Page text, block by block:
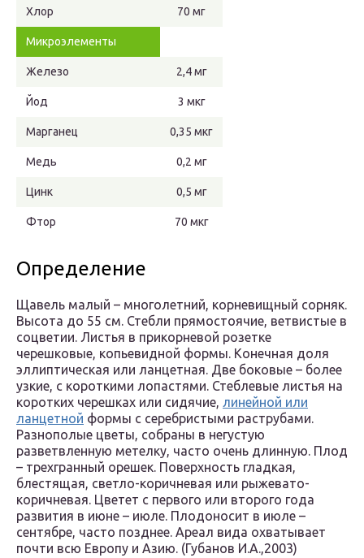
Хлор 70 мг
Микроэлементы
Железо 2,4 мг
Йод 3 мкг
Марганец 0,35 мкг
Медь 0,2 мг
Цинк 0,5 мг
Фтор 70 мкг
Определение
Щавель малый – многолетний, корневищный сорняк.
Высота до 55 см. Стебли прямостоячие, ветвистые в
соцветии. Листья в прикорневой розетке
черешковые, копьевидной формы. Конечная доля
эллиптическая или ланцетная. Две боковые – более
узкие, с короткими лопастями. Стеблевые листья на
коротких черешках или сидячие, линейной или
ланцетной формы с серебристыми раструбами.
Разнополые цветы, собраны в негустую
разветвленную метелку, часто очень длинную. Плод
– трехгранный орешек. Поверхность гладкая,
блестящая, светло-коричневая или рыжевато-
коричневая. Цветет с первого или второго года
развития в июне – июле. Плодоносит в июле –
сентябре, часто позднее. Ареал вида охватывает
почти всю Европу и Азию. (Губанов И.А.,2003)